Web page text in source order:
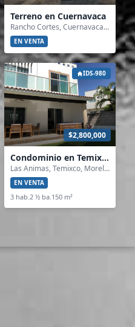
Terreno en Cuernavaca
Rancho Cortes, Cuernavaca, Morelos
EN VENTA
IDS-980
$2,800,000
Condominio en Temixco
Las Animas, Temixco, Morelos
EN VENTA
3 hab.2 ½ ba.150 m²